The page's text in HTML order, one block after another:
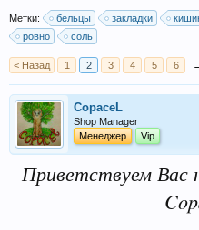
Метки: бельцы закладки
ровно
соль
< Назад 1 2 3 4 5 6
CopaceL
Shop Manager
Менеджер
Vip
Приветствуем Вас